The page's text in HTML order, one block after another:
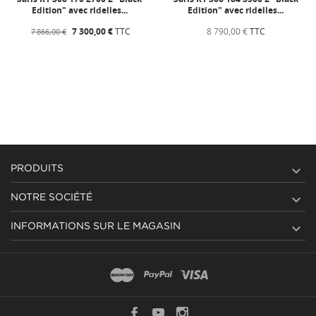
Edition" avec ridelles...
7 866,00 € 7 300,00 €TTC
Edition" avec ridelles...
8 790,00 €TTC
PRODUITS 
NOTRE SOCIÉTÉ 
INFORMATIONS SUR LE MAGASIN 